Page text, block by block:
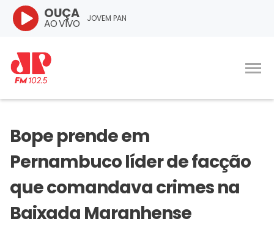
JOVEM PAN
OUÇA
AO VIVO
Bope prende em
Pernambuco líder de facção
que comandava crimes na
Baixada Maranhense